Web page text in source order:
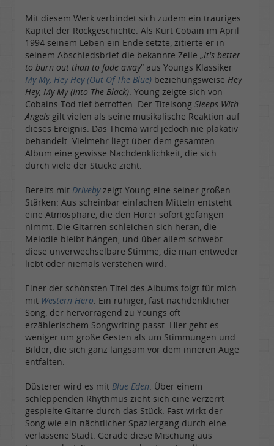
Mit diesem Werk verbindet sich zudem ein trauriges
Kapitel der Rockgeschichte. Als Kurt Cobain im April
1994 seinem Leben ein Ende setzte, zitierte er in
seinem Abschiedsbrief die bekannte Zeile „It's better
to burn out than to fade away“ aus Youngs Klassiker
My My, Hey Hey (Out Of The Blue) beziehungsweise Hey
Hey, My My (Into The Black). Young zeigte sich von
Cobains Tod tief betroffen. Der Titelsong Sleeps With
Angels gilt vielen als seine musikalische Reaktion auf
dieses Ereignis. Das Thema wird jedoch nie plakativ
behandelt. Vielmehr liegt über dem gesamten
Album eine gewisse Nachdenklichkeit, die sich
durch viele der Stücke zieht.
Bereits mit Drivebyzeigt Young eine seiner großen
Stärken: Aus scheinbar einfachen Mitteln entsteht
eine Atmosphäre, die den Hörer sofort gefangen
nimmt. Die Gitarren schleichen sich heran, die
Melodie bleibt hängen, und über allem schwebt
diese unverwechselbare Stimme, die man entweder
liebt oder niemals verstehen wird.
Einer der schönsten Titel des Albums folgt für mich
mit Western Hero. Ein ruhiger, fast nachdenklicher
Song, der hervorragend zu Youngs oft
erzählerischem Songwriting passt. Hier geht es
weniger um große Gesten als um Stimmungen und
Bilder, die sich ganz langsam vor dem inneren Auge
entfalten.
Düsterer wird es mit Blue Eden. Über einem
schleppenden Rhythmus zieht sich eine verzerrt
gespielte Gitarre durch das Stück. Fast wirkt der
Song wie ein nächtlicher Spaziergang durch eine
verlassene Stadt. Gerade diese Mischung aus